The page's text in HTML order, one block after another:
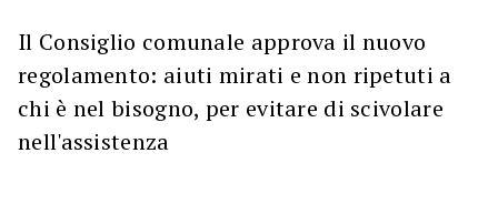
Il Consiglio comunale approva il nuovo
regolamento: aiuti mirati e non ripetuti a
chi è nel bisogno, per evitare di scivolare
nell'assistenza